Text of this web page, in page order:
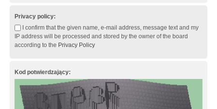
Privacy policy:
I confirm that the given name, e-mail address, message text and my
IP address will be processed and stored by the owner of the board
according to the Privacy Policy
Kod potwierdzający: